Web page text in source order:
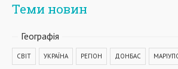
Теми новин
Географiя
СВІТ УКРАЇНА РЕГІОН ДОНБАС